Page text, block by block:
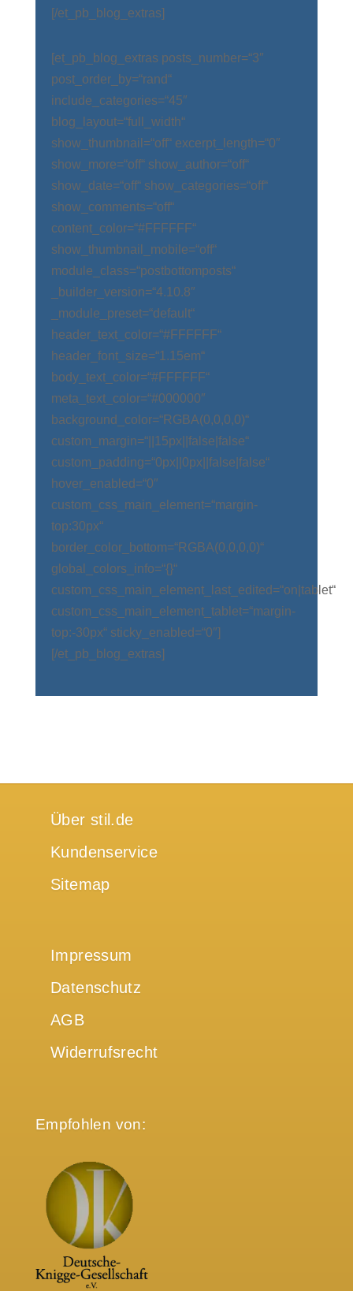
[/et_pb_blog_extras]
[et_pb_blog_extras posts_number=“3″
post_order_by=“rand“
include_categories=“45″
blog_layout=“full_width“
show_thumbnail=“off“ excerpt_length=“0″
show_more=“off“ show_author=“off“
show_date=“off“ show_categories=“off“
show_comments=“off“
content_color=“#FFFFFF“
show_thumbnail_mobile=“off“
module_class=“postbottomposts“
_builder_version=“4.10.8″
_module_preset=“default“
header_text_color=“#FFFFFF“
header_font_size=“1.15em“
body_text_color=“#FFFFFF“
meta_text_color=“#000000″
background_color=“RGBA(0,0,0,0)“
custom_margin=“||15px||false|false“
custom_padding=“0px||0px||false|false“
hover_enabled=“0″
custom_css_main_element=“margin-
top:30px“
border_color_bottom=“RGBA(0,0,0,0)“
global_colors_info=“{}“
custom_css_main_element_last_edited=“on|tablet“
custom_css_main_element_tablet=“margin-
top:-30px“ sticky_enabled=“0″]
[/et_pb_blog_extras]
Über stil.de
Kundenservice
Sitemap
Impressum
Datenschutz
AGB
Widerrufsrecht
Empfohlen von: